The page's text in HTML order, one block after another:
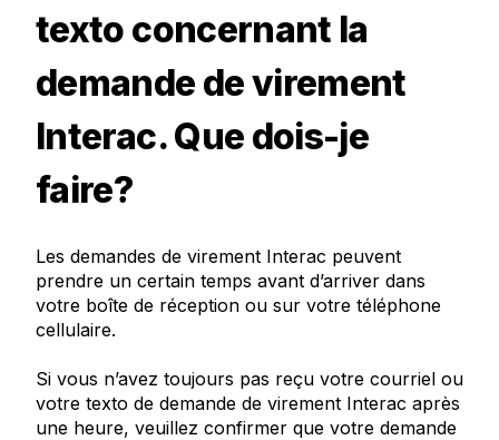
texto concernant la
demande de virement
Interac. Que dois-je
faire?
Les demandes de virement Interac peuvent
prendre un certain temps avant d’arriver dans
votre boîte de réception ou sur votre téléphone
cellulaire.
Si vous n’avez toujours pas reçu votre courriel ou
votre texto de demande de virement Interac après
une heure, veuillez confirmer que votre demande